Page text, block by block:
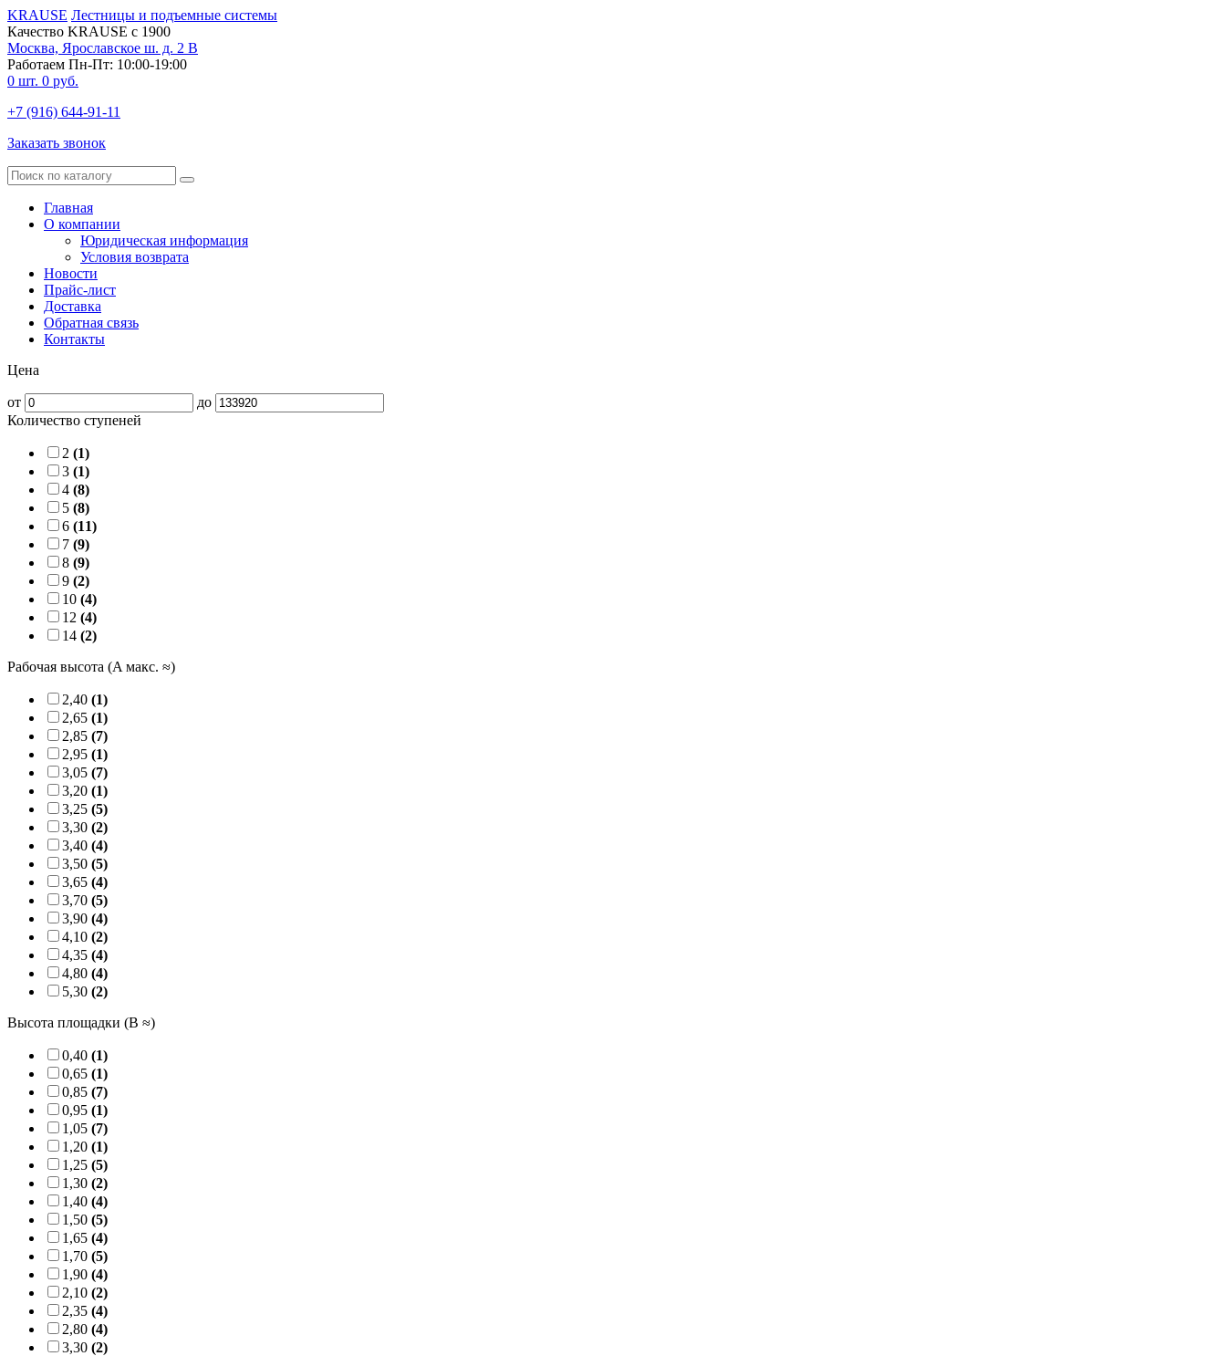
KRAUSE Лестницы и подъемные системы
Качество KRAUSE с 1900
Москва, Ярославское ш. д. 2 В
Работаем Пн-Пт: 10:00-19:00
0 шт. 0 руб.
+7 (916) 644-91-11
Заказать звонок
Главная
О компании
Юридическая информация
Условия возврата
Новости
Прайс-лист
Доставка
Обратная связь
Контакты
Цена
от
до
Количество ступеней
2 (1)
3 (1)
4 (8)
5 (8)
6 (11)
7 (9)
8 (9)
9 (2)
10 (4)
12 (4)
14 (2)
Рабочая высота (A макс. ≈)
2,40 (1)
2,65 (1)
2,85 (7)
2,95 (1)
3,05 (7)
3,20 (1)
3,25 (5)
3,30 (2)
3,40 (4)
3,50 (5)
3,65 (4)
3,70 (5)
3,90 (4)
4,10 (2)
4,35 (4)
4,80 (4)
5,30 (2)
Высота площадки (B ≈)
0,40 (1)
0,65 (1)
0,85 (7)
0,95 (1)
1,05 (7)
1,20 (1)
1,25 (5)
1,30 (2)
1,40 (4)
1,50 (5)
1,65 (4)
1,70 (5)
1,90 (4)
2,10 (2)
2,35 (4)
2,80 (4)
3,30 (2)